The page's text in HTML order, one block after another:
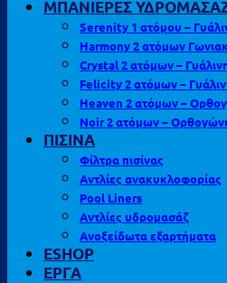
ΜΠΑΝΙΕΡΕΣ
Serenity 1 ατόμου –
Harmony 2 ατόμων
Crystal 2 ατόμων –
Felicity 2 ατόμων –
Heaven 2 ατόμων –
Noir 2 ατόμων –
ΠΙΣΙΝΑ
Φίλτρα πισίνας
Αντλίες ανακυκλοφορίας
Pool Liners
Αντλίες υδρομασάζ
Ανοξείδωτα εξαρτήματα
ESHOP
ΕΡΓΑ